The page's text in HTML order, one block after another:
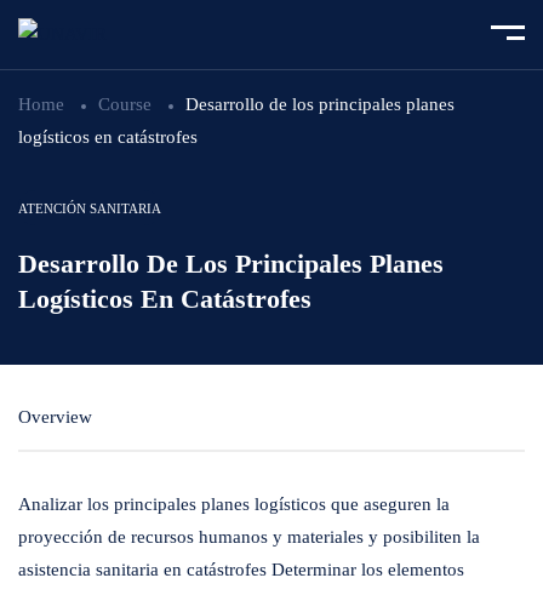
Home Course
Desarrollo de los principales planes
logísticos en catástrofes
ATENCIÓN SANITARIA
Desarrollo De Los Principales Planes
Logísticos En Catástrofes
Overview
Analizar los principales planes logísticos que aseguren la
proyección de recursos humanos y materiales y posibiliten la
asistencia sanitaria en catástrofes Determinar los elementos